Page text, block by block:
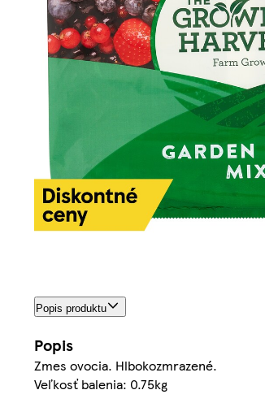
Popis produktu
Popis
Zmes ovocia. Hlbokozmrazené.
Veľkosť balenia: 0.75kg